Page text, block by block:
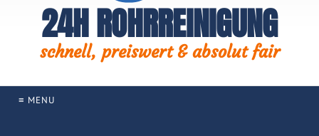
24H ROHRREINIGUNG
schnell, preiswert & absolut fair
≡ MENU